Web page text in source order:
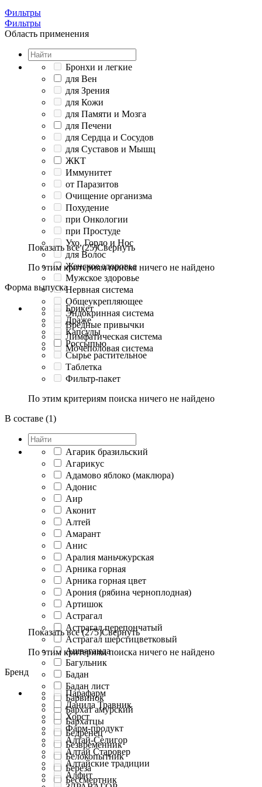
Фильтры
Фильтры
Область применения
Бронхи и легкие
для Вен
для Зрения
для Кожи
для Памяти и Мозга
для Печени
для Сердца и Сосудов
для Суставов и Мышц
ЖКТ
Иммунитет
от Паразитов
Очищение организма
Похудение
при Онкологии
при Простуде
Ухо, Горло и Нос
для Волос
Женское здоровье
Мужское здоровье
Нервная система
Общеукрепляющее
Эндокринная система
Вредные привычки
Лимфатическая система
Мочеполовая система
Показать все (25)Свернуть
По этим критериям поиска ничего не найдено
Форма выпуска
Брикет
Драже
Капсулы
Россыпью
Сырье растительное
Таблетка
Фильтр-пакет
По этим критериям поиска ничего не найдено
В составе (1)
Агарик бразильский
Агарикус
Адамово яблоко (маклюра)
Адонис
Аир
Аконит
Алтей
Амарант
Анис
Аралия маньчжурская
Арника горная
Арника горная цвет
Арония (рябина черноплодная)
Артишок
Астрагал
Астрагал перепончатый
Астрагал шерстицветковый
Ашваганда
Багульник
Бадан
Бадан лист
Барвинок
Бархат амурский
Бархатцы
Бедренец
Безвременник
Белокопытник
Береза
Бессмертник
Показать все (275)Свернуть
По этим критериям поиска ничего не найдено
Бренд
Парафарм
Данила Травник
Хорст
Фарм-продукт
Алтай-Селигор
Алтай Старовер
Алтайские традиции
Алфит